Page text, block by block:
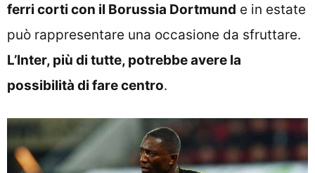
ferri corti con il Borussia Dortmund e in estate
può rappresentare una occasione da sfruttare.
L’Inter, più di tutte, potrebbe avere la
possibilità di fare centro.